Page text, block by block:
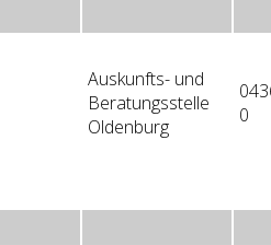
Auskunfts- und
Beratungsstelle
Oldenburg
0